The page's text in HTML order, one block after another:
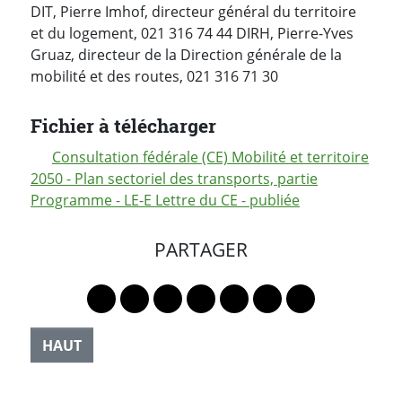
DIT, Pierre Imhof, directeur général du territoire
et du logement, 021 316 74 44 DIRH, Pierre-Yves
Gruaz, directeur de la Direction générale de la
mobilité et des routes, 021 316 71 30
Fichier à télécharger
Consultation fédérale (CE) Mobilité et territoire
2050 - Plan sectoriel des transports, partie
Programme - LE-E Lettre du CE - publiée
PARTAGER
Lien vers le profil Mastodon
Lien vers le profil Bluesky
Lien vers le profil Instagram
Lien vers le profil Linkedin
Lien vers le profil
Lien vers le profil
Partager par
HAUT